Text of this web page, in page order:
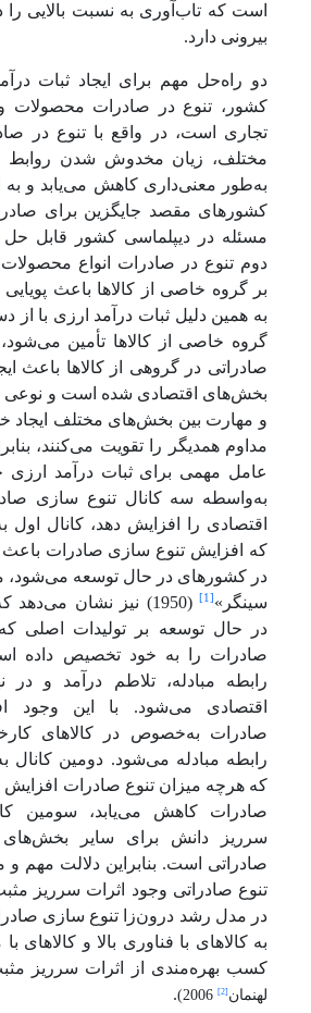
است که تاب‌آوری به نسبت بالایی
بیرونی دارد.
دو راه‌حل مهم برای ایجاد ثبات
کشور، تنوع در صادرات
تجاری است، در واقع با تنوع در
مختلف، زیان مخدوش شدن روابط
به‌طور معنی‌داری کاهش می‌یابد و به
کشورهای مقصد جایگزین برای
مسئله در دیپلماسی کشور قابل
دوم تنوع در صادرات انواع
بر گروه خاصی از کالاها باعث
به همین دلیل ثبات درآمد ارزی با
گروه خاصی از کالاها تأمین می‌شود،
صادراتی در گروهی از کالاها باعث
بخش‌های اقتصادی شده است و نوعی
و مهارت بین بخش‌های مختلف ایجاد
مداوم همدیگر را تقویت می‌کنند،
عامل مهمی برای ثبات درآمد ارزی
به‌واسطه سه کانال تنوع سازی
اقتصادی را افزایش دهد، کانال
که افزایش تنوع سازی صادرات باعث
در کشورهای در حال توسعه می‌شود،
سینگر» [1]
(1950) نیز نشان
در حال توسعه بر تولیدات اصلی
صادرات را به خود تخصیص داده
رابطه مبادله، تلاطم درآمد و
اقتصادی می‌شود. با این وجود
صادرات به‌خصوص در کالاهای
رابطه مبادله می‌شود. دومین
که هرچه میزان تنوع صادرات افزایش
صادرات کاهش می‌یابد، سومین
سرریز دانش برای سایر بخش‌های
صادراتی است. بنابراین دلالت مهم و
تنوع صادراتی وجود اثرات سرریز
در مدل رشد درون‌زا تنوع سازی
به کالاهای با فناوری بالا و کالاهای
کسب بهره‌مندی از اثرات سرریز
لهنمان [2]
.